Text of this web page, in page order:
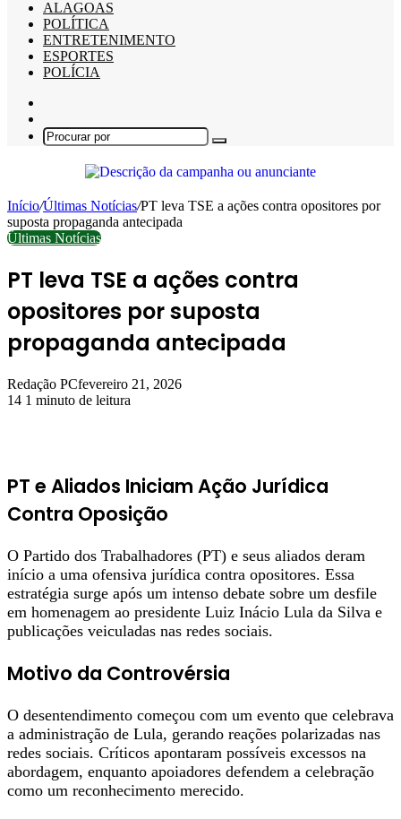
ALAGOAS
POLÍTICA
ENTRETENIMENTO
ESPORTES
POLÍCIA
skin
Procurar
Início/Últimas Notícias/PT leva TSE a ações contra opositores por
suposta propaganda antecipada
Últimas Notícias
PT leva TSE a ações contra
opositores por suposta
propaganda antecipada
Redação PCfevereiro 21, 2026
14 1 minuto de leitura
PT e Aliados Iniciam Ação Jurídica
Contra Oposição
O Partido dos Trabalhadores (PT) e seus aliados deram
início a uma ofensiva jurídica contra opositores. Essa
estratégia surge após um intenso debate sobre um desfile
em homenagem ao presidente Luiz Inácio Lula da Silva e
publicações veiculadas nas redes sociais.
Motivo da Controvérsia
O desentendimento começou com um evento que celebrava
a administração de Lula, gerando reações polarizadas nas
redes sociais. Críticos apontaram possíveis excessos na
abordagem, enquanto apoiadores defendem a celebração
como um reconhecimento merecido.